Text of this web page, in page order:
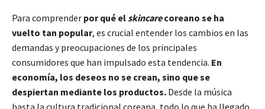
Para comprender por qué el skincarecoreano se ha
vuelto tan popular, es crucial entender los cambios en las
demandas y preocupaciones de los principales
consumidores que han impulsado esta tendencia. En
economía, los deseos no se crean, sino que se
despiertan mediante los productos. Desde la música
hasta la cultura tradicional coreana, todo lo que ha llegado